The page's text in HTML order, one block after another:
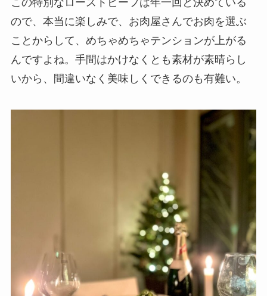
ので、本当に楽しみで、お肉屋さんでお肉を選ぶ
ことからして、めちゃめちゃテンションが上がる
んですよね。手間はかけなくとも素材が素晴らし
いから、間違いなく美味しくできるのも有難い。